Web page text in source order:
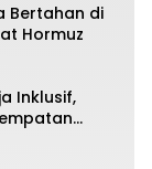
Bertahan di
Hormuz
Inklusif,